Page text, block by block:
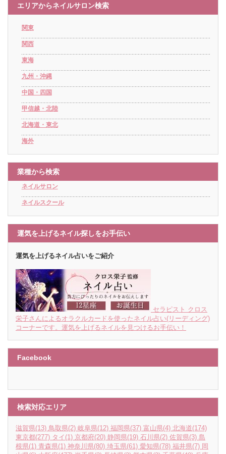
エリアからネイルサロン検索
関東
関西
東海
九州・沖縄
中国・四国
甲信越・北陸
北海道・東北
海外
業種から検索
ネイルサロン
ネイルスクール
運気を上げるネイル探しをお手伝い
運気を上げるネイル占いをご紹介
セラピスト クロス
栄子さんによるオラクルカードを使ったネイル占い(リーディング)
コーナーです。運気を上げるネイルを見つけるお手伝い！
Facebook
検索対応エリア
滋賀県(13) 鳥取県(2) 岐阜県(12) 福岡県(37) 富山県(4) 北海道(174)
東京都(277) タイ (1) 京都府(20) 静岡県(19) 石川県(2) 佐賀県(3) 島
根県(1) 青森県(1) 神奈川県(80) 埼玉県(61) 愛知県(78) 福井県(7) 岡